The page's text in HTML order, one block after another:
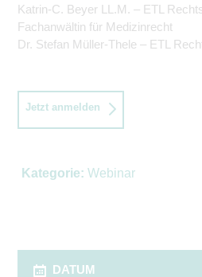
Katrin-C. Beyer LL.M. – ETL
Fachanwältin für Medizinrecht
Dr. Stefan Müller-Thele – ETL
Jetzt anmelden
Kategorie: Webinar
DATUM